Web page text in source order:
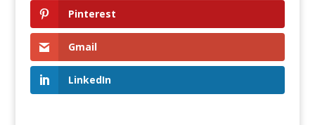
Pinterest
Gmail
LinkedIn